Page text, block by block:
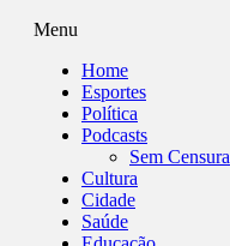
Menu
Home
Esportes
Política
Podcasts
Sem Censura
Cultura
Cidade
Saúde